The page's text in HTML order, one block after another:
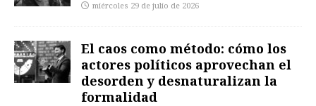
miércoles 29 de julio de 2026
El caos como método: cómo los
actores políticos aprovechan el
desorden y desnaturalizan la
formalidad